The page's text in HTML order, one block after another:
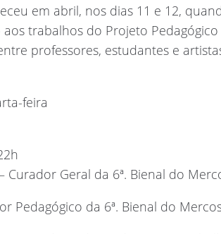
em abril, nos dias 11 e 12,
trabalhos do Projeto
professores, estudantes e
feira
Curador Geral da 6ª. Bienal do
Pedagógico da 6ª. Bienal do